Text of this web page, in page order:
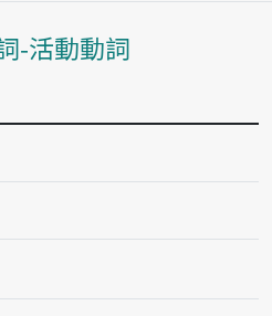
主內容區塊
-活動動詞
音讀ah-āu